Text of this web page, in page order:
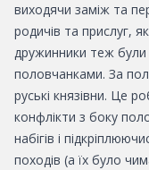
виходячи заміж та
родичів та прислуг,
дружинники теж
половчанками. За
руські князівни. Це
конфлікти з боку
набігів і
походів (а їх було